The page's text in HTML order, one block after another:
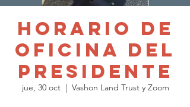
Horario de
oficina del
presidente
jue, 30 oct
  |
Vashon Land Trust y Zoom